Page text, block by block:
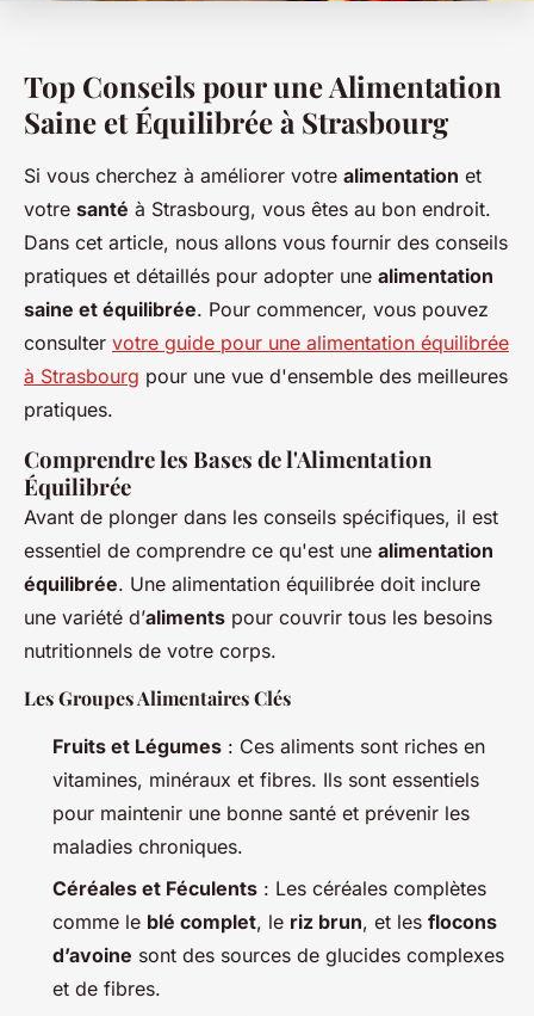
Top Conseils pour une Alimentation
Saine et Équilibrée à Strasbourg
Si vous cherchez à améliorer votre alimentation et
votre santé à Strasbourg, vous êtes au bon endroit.
Dans cet article, nous allons vous fournir des conseils
pratiques et détaillés pour adopter une alimentation
saine et équilibrée. Pour commencer, vous pouvez
consulter votre guide pour une alimentation équilibrée
à Strasbourg pour une vue d'ensemble des meilleures
pratiques.
Comprendre les Bases de l'Alimentation
Équilibrée
Avant de plonger dans les conseils spécifiques, il est
essentiel de comprendre ce qu'est une alimentation
équilibrée. Une alimentation équilibrée doit inclure
une variété d’aliments pour couvrir tous les besoins
nutritionnels de votre corps.
Les Groupes Alimentaires Clés
Fruits et Légumes : Ces aliments sont riches en
vitamines, minéraux et fibres. Ils sont essentiels
pour maintenir une bonne santé et prévenir les
maladies chroniques.
Céréales et Féculents : Les céréales complètes
comme le blé complet, le riz brun, et les flocons
d’avoine sont des sources de glucides complexes
et de fibres.